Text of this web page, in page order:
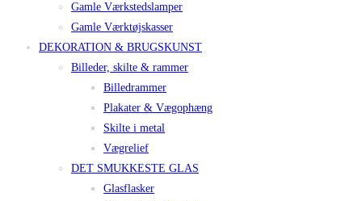
Gamle Værkstedslamper
Gamle Værktøjskasser
DEKORATION & BRUGSKUNST
Billeder, skilte & rammer
Billedrammer
Plakater & Vægophæng
Skilte i metal
Vægrelief
DET SMUKKESTE GLAS
Glasflasker